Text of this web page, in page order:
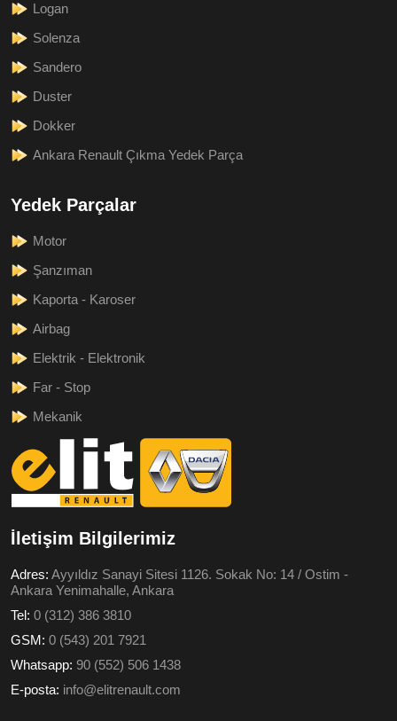
Logan
Solenza
Sandero
Duster
Dokker
Ankara Renault Çıkma Yedek Parça
Yedek Parçalar
Motor
Şanzıman
Kaporta - Karoser
Airbag
Elektrik - Elektronik
Far - Stop
Mekanik
İletişim Bilgilerimiz
Adres: Ayyıldız Sanayi Sitesi 1126. Sokak No: 14 / Ostim -
Ankara Yenimahalle, Ankara
Tel: 0 (312) 386 3810
GSM: 0 (543) 201 7921
Whatsapp: 90 (552) 506 1438
E-posta: info@elitrenault.com